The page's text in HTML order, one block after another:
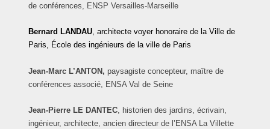
de conférences, ENSP Versailles-Marseille
Bernard LANDAU, architecte voyer honoraire de la Ville de
Paris, École des ingénieurs de la ville de Paris
Jean-Marc L’ANTON, paysagiste concepteur, maître de
conférences associé, ENSA Val de Seine
Jean-Pierre LE DANTEC, historien des jardins, écrivain,
ingénieur, architecte, ancien directeur de l’ENSA La Villette